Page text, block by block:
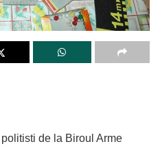
de la Biroul Arme